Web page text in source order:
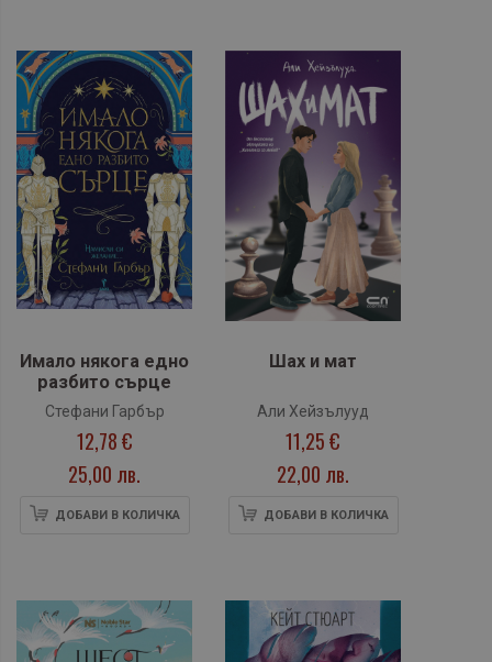
Имало някога едно
разбито сърце
Стефани Гарбър
12,78 €
25,00 лв.
ДОБАВИ В КОЛИЧКА
Шах и мат
Али Хейзълууд
11,25 €
22,00 лв.
ДОБАВИ В КОЛИЧКА